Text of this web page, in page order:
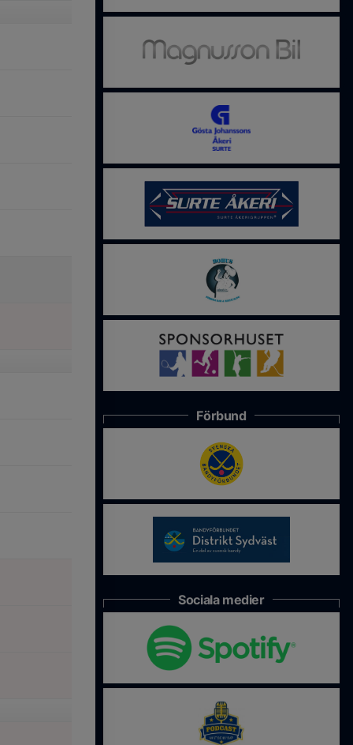
Förbund
Sociala medier